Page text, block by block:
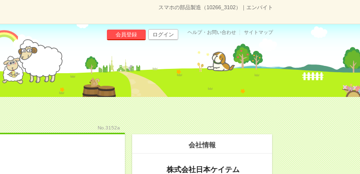
スマホの部品製造（10266_3102）｜エンバイト
会員登録 ログイン ヘルプ・お問い合わせ サイトマップ
No.3152a
会社情報
株式会社日本ケイテム